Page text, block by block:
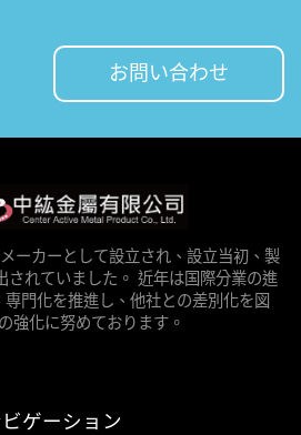
お問い合わせ
ーカーとして設立され、設立当初、製
されていました。 近年は国際分業の進
門化を推進し、他社との差別化を図
強化に努めております。
ゲーション